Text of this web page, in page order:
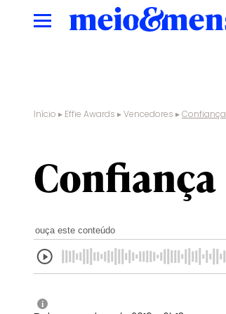
Início ▸ Effie Awards ▸Vencedores ▸Confiança
Confiança
ouça este conteúdo
i